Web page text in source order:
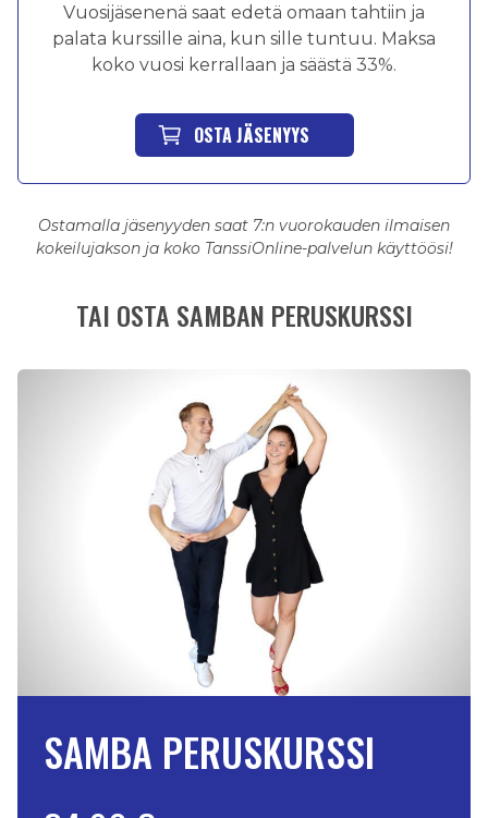
Vuosijäsenenä saat edetä omaan tahtiin ja
palata kurssille aina, kun sille tuntuu. Maksa
koko vuosi kerrallaan ja säästä 33%.
OSTA JÄSENYYS
Ostamalla jäsenyyden saat 7:n vuorokauden ilmaisen
kokeilujakson ja koko TanssiOnline-palvelun käyttöösi!
TAI OSTA SAMBAN PERUSKURSSI
SAMBA PERUSKURSSI